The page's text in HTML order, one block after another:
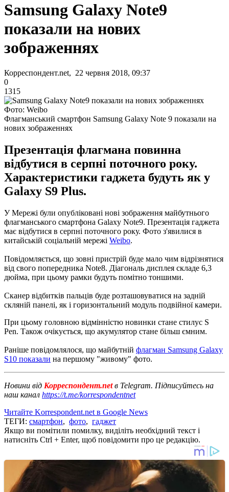
Samsung Galaxy Note9
показали на нових
зображеннях
Корреспондент.net, 22 червня 2018, 09:37
0
1315
Фото: Weibo
Флагманський смартфон Samsung Galaxy Note 9 показали на
нових зображеннях
Презентація флагмана повинна
відбутися в серпні поточного року.
Характеристики гаджета будуть як у
Galaxy S9 Plus.
У Мережі були опубліковані нові зображення майбутнього
флагманського смартфона Galaxy Note9. Презентація гаджета
має відбутися в серпні поточного року. Фото з'явилися в
китайській соціальній мережі Weibo.
Повідомляється, що зовні пристрій буде мало чим відрізнятися
від свого попередника Note8. Діагональ дисплея складе 6,3
дюйма, при цьому рамки будуть помітно тоншими.
Сканер відбитків пальців буде розташовуватися на задній
скляній панелі, як і горизонтальний модуль подвійної камери.
При цьому головною відмінністю новинки стане стилус S
Pen. Також очікується, що акумулятор стане більш ємним.
Раніше повідомлялося, що майбутній флагман Samsung Galaxy
S10 показали на першому "живому" фото.
Новини від Корреспондент.netв Telegram. Підписуйтесь на
наш канал https://t.me/korrespondentnet
Читайте Korrespondent.net в Google News
ТЕГИ: смартфон, фото, гаджет
Якщо ви помітили помилку, виділіть необхідний текст і
натисніть Ctrl + Enter, щоб повідомити про це редакцію.